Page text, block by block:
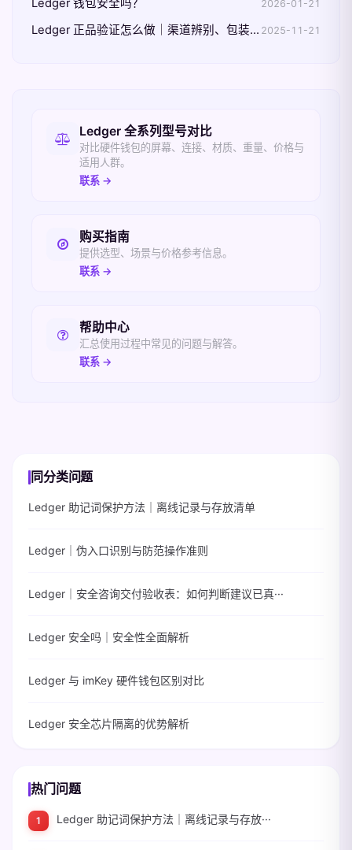
Ledger 钱包安全吗？ 2026-01-21
Ledger 正品验证怎么做｜渠道辨别、包装核验与 Genuine Check 三步 2025-11-21
相关入口
Ledger 全系列型号对比
对比硬件钱包的屏幕、连接、材质、重量、价格与
适用人群。
联系 →
购买指南
提供选型、场景与价格参考信息。
联系 →
帮助中心
汇总使用过程中常见的问题与解答。
联系 →
同分类问题
Ledger 助记词保护方法｜离线记录与存放清单
Ledger｜伪入口识别与防范操作准则
Ledger｜安全咨询交付验收表：如何判断建议已真···
Ledger 安全吗｜安全性全面解析
Ledger 与 imKey 硬件钱包区别对比
Ledger 安全芯片隔离的优势解析
热门问题
Ledger 助记词保护方法｜离线记录与存放···